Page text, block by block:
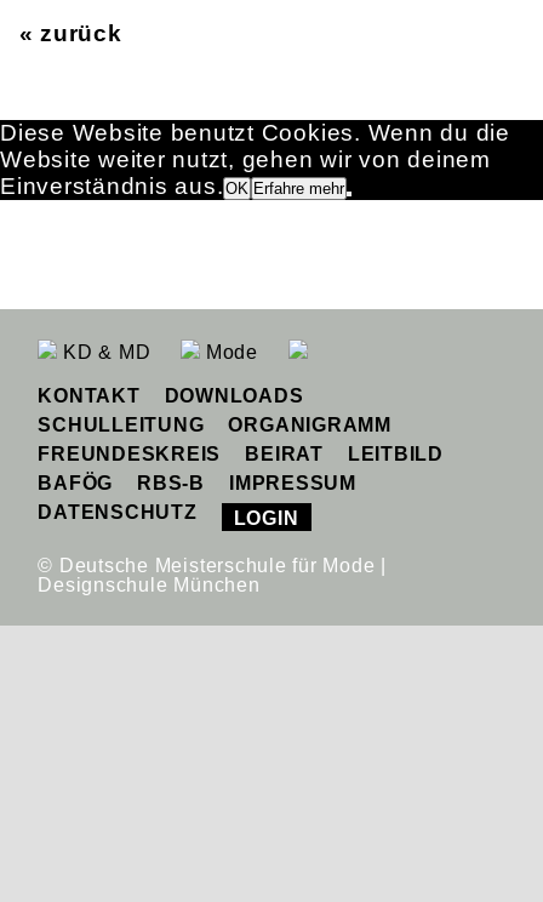
« zurück
KD & MD Mode
KONTAKT
DOWNLOADS
SCHULLEITUNG
ORGANIGRAMM
FREUNDESKREIS
BEIRAT
LEITBILD
BAFÖG
RBS-B
IMPRESSUM
DATENSCHUTZ
LOGIN
© Deutsche Meisterschule für Mode |
Designschule München
Diese Website benutzt Cookies. Wenn du die
Website weiter nutzt, gehen wir von deinem
Einverständnis aus.OK Erfahre mehr